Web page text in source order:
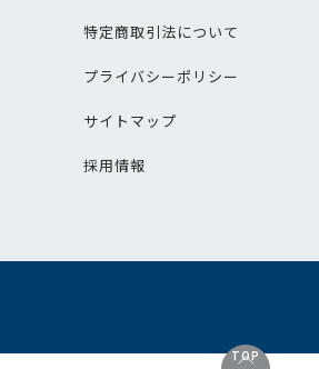
TOP
特定商取引法について
プライバシーポリシー
サイトマップ
採用情報